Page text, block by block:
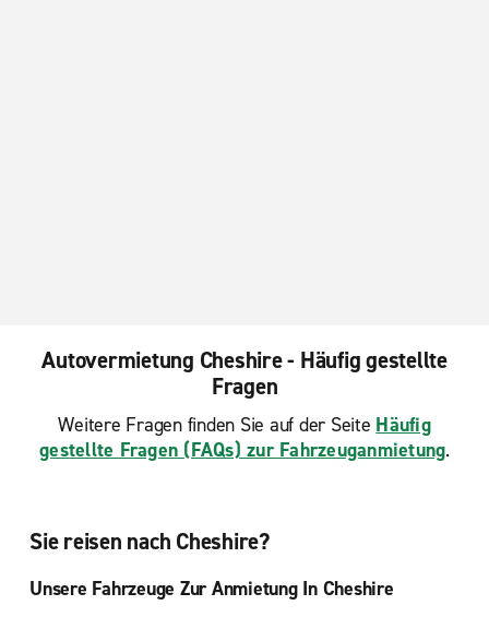
Autovermietung Cheshire - Häufig gestellte
Fragen
Weitere Fragen finden Sie auf der Seite Häufig
gestellte Fragen (FAQs) zur Fahrzeuganmietung.
Sie reisen nach Cheshire?
Unsere Fahrzeuge Zur Anmietung In Cheshire